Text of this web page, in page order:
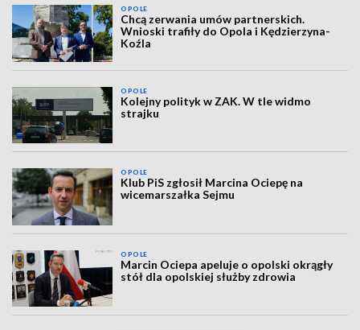
OPOLE
Chcą zerwania umów partnerskich.
Wnioski trafiły do Opola i Kędzierzyna-
Koźla
OPOLE
Kolejny polityk w ZAK. W tle widmo
strajku
OPOLE
Klub PiS zgłosił Marcina Ociepę na
wicemarszałka Sejmu
OPOLE
Marcin Ociepa apeluje o opolski okrągły
stół dla opolskiej służby zdrowia